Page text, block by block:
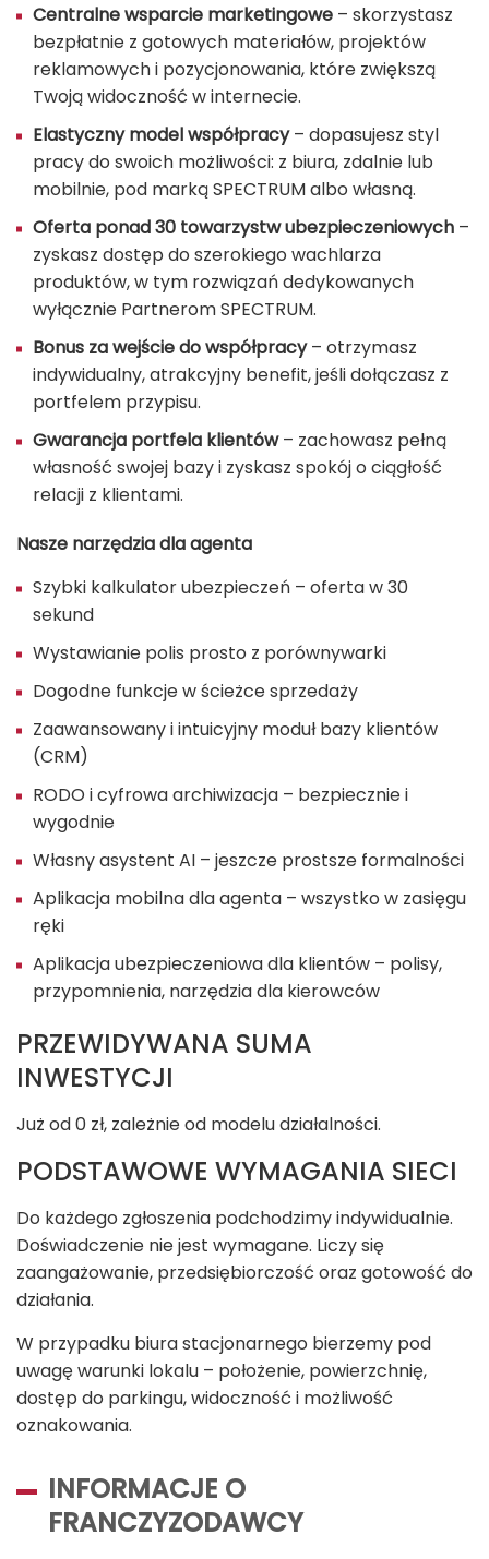
Centralne wsparcie marketingowe – skorzystasz
bezpłatnie z gotowych materiałów, projektów
reklamowych i pozycjonowania, które zwiększą
Twoją widoczność w internecie.
Elastyczny model współpracy– dopasujesz styl
pracy do swoich możliwości: z biura, zdalnie lub
mobilnie, pod marką SPECTRUM albo własną.
Oferta ponad 30 towarzystw ubezpieczeniowych –
zyskasz dostęp do szerokiego wachlarza
produktów, w tym rozwiązań dedykowanych
wyłącznie Partnerom SPECTRUM.
Bonus za wejście do współpracy– otrzymasz
indywidualny, atrakcyjny benefit, jeśli dołączasz z
portfelem przypisu.
Gwarancja portfela klientów– zachowasz pełną
własność swojej bazy i zyskasz spokój o ciągłość
relacji z klientami.
Nasze narzędzia dla agenta
Szybki kalkulator ubezpieczeń – oferta w 30
sekund
Wystawianie polis prosto z porównywarki
Dogodne funkcje w ścieżce sprzedaży
Zaawansowany i intuicyjny moduł bazy klientów
(CRM)
RODO i cyfrowa archiwizacja – bezpiecznie i
wygodnie
Własny asystent AI – jeszcze prostsze formalności
Aplikacja mobilna dla agenta – wszystko w zasięgu
ręki
Aplikacja ubezpieczeniowa dla klientów – polisy,
przypomnienia, narzędzia dla kierowców
PRZEWIDYWANA SUMA
INWESTYCJI
Już od 0 zł, zależnie od modelu działalności.
PODSTAWOWE WYMAGANIA SIECI
Do każdego zgłoszenia podchodzimy indywidualnie.
Doświadczenie nie jest wymagane. Liczy się
zaangażowanie, przedsiębiorczość oraz gotowość do
działania.
W przypadku biura stacjonarnego bierzemy pod
uwagę warunki lokalu – położenie, powierzchnię,
dostęp do parkingu, widoczność i możliwość
oznakowania.
INFORMACJE O
FRANCZYZODAWCY